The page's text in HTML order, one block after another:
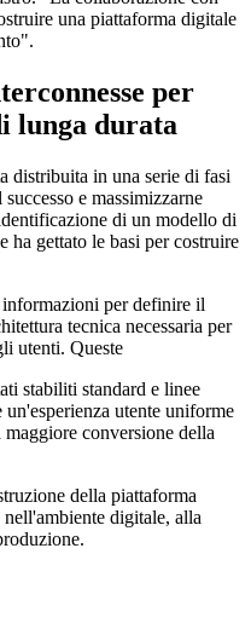
una piattaforma digitale
per
lunga durata
distribuita in una serie di fasi
e massimizzarne
di un modello di
ha gettato le basi per costruire
informazioni per definire il
tecnica necessaria per
utenti. Queste
stabiliti standard e linee
utente uniforme
conversione della
della piattaforma
digitale, alla